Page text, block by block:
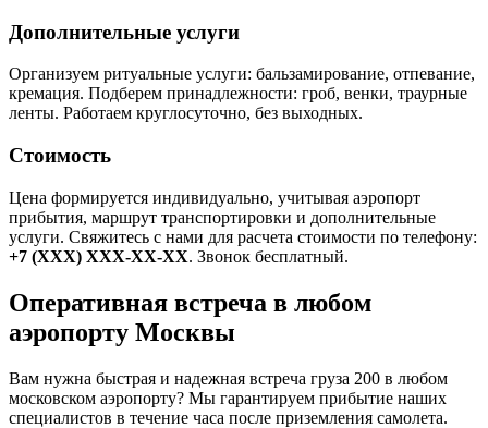
Дополнительные услуги
Организуем ритуальные услуги: бальзамирование, отпевание,
кремация. Подберем принадлежности: гроб, венки, траурные
ленты. Работаем круглосуточно, без выходных.
Стоимость
Цена формируется индивидуально, учитывая аэропорт
прибытия, маршрут транспортировки и дополнительные
услуги. Свяжитесь с нами для расчета стоимости по телефону:
+7 (XXX) XXX-XX-XX. Звонок бесплатный.
Оперативная встреча в любом
аэропорту Москвы
Вам нужна быстрая и надежная встреча груза 200 в любом
московском аэропорту? Мы гарантируем прибытие наших
специалистов в течение часа после приземления самолета.